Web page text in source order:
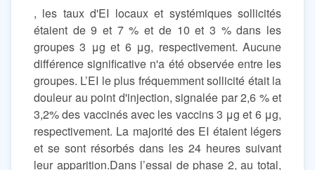
, les taux d'EI locaux et systémiques sollicités
étaient de 9 et 7 % et de 10 et 3 % dans les
groupes 3 μg et 6 μg, respectivement. Aucune
différence significative n'a été observée entre les
groupes. L’EI le plus fréquemment sollicité était la
douleur au point d'injection, signalée par 2,6 % et
3,2% des vaccinés avec les vaccins 3 μg et 6 μg,
respectivement. La majorité des EI étaient légers
et se sont résorbés dans les 24 heures suivant
leur apparition.Dans l’essai de phase 2, au total,